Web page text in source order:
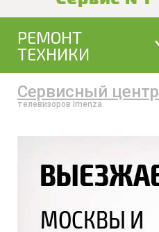
РЕМОНТ
ТЕХНИКИ
Сервисный центр
телевизоров Imenza